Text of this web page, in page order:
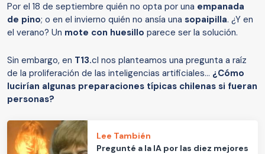
Por el 18 de septiembre quién no opta por una empanada
de pino; o en el invierno quién no ansía una sopaipilla. ¿Y en
el verano? Un mote con huesillo parece ser la solución.
Sin embargo, en T13.cl nos planteamos una pregunta a raíz
de la proliferación de las inteligencias artificiales... ¿Cómo
lucirían algunas preparaciones típicas chilenas si fueran
personas?
Lee También
Pregunté a la IA por las diez mejores